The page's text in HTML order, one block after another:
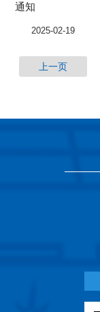
通知
2025-02-19
上一页